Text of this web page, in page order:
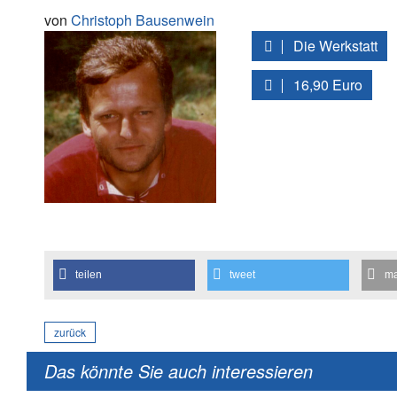
von Christoph Bausenwein
Die Werkstatt
16,90 Euro
teilen tweet
zurück
Das könnte Sie auch interessieren